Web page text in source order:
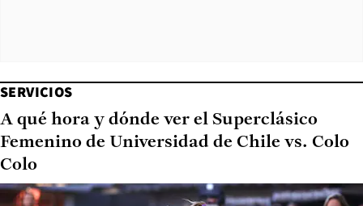
SERVICIOS
A qué hora y dónde ver el Superclásico
Femenino de Universidad de Chile vs. Colo
Colo